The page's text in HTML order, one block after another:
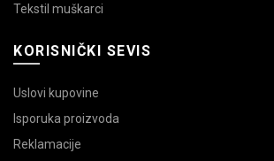
Tekstil muškarci
KORISNIČKI SEVIS
Uslovi kupovine
Isporuka proizvoda
Reklamacije